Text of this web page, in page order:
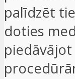
palīdzēt
doties